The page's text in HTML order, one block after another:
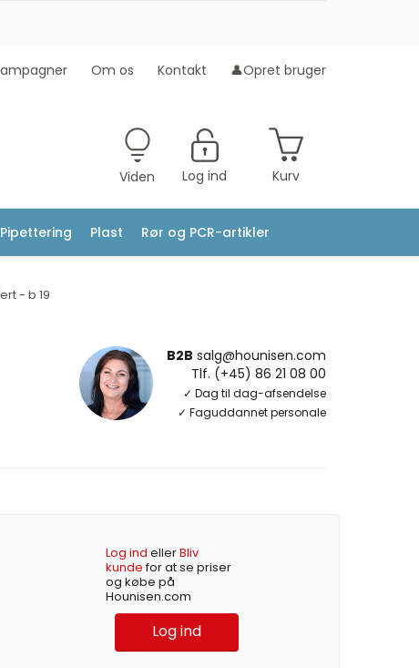
Om os Kontakt 👤Opret bruger
Viden Log ind Kurv
Pipettering Plast Rør og PCR-artikler
- b 19
B2B salg@hounisen.com
Tlf. (+45) 86 21 08 00
✓ Dag til dag-afsendelse
✓ Faguddannet personale
Log ind ellerBliv
kundefor at se priser
og købe på
Hounisen.com
Log ind